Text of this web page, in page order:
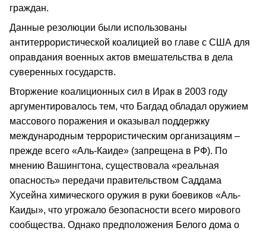
граждан.
Данные резолюции были использованы
антитеррористической коалицией во главе с США для
оправдания военных актов вмешательства в дела
суверенных государств.
Вторжение коалиционных сил в Ирак в 2003 году
аргументировалось тем, что Багдад обладал оружием
массового поражения и оказывал поддержку
международным террористическим организациям –
прежде всего «Аль-Каиде» (запрещена в РФ). По
мнению Вашингтона, существовала «реальная
опасность» передачи правительством Саддама
Хусейна химического оружия в руки боевиков «Аль-
Каиды», что угрожало безопасности всего мирового
сообщества. Однако предположения Белого дома о